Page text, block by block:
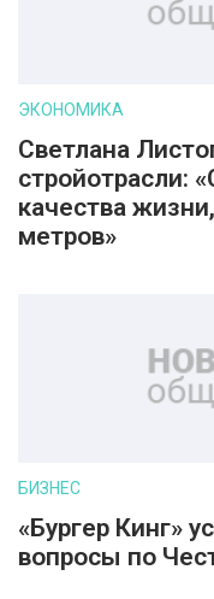
ЭКОНОМИКА
Светлана
стройотрасли:
качества
метров»
БИЗНЕС
«Бургер Кинг»
вопросы по